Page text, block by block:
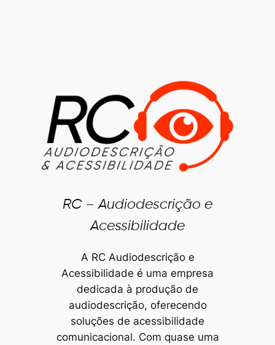
RC – Audiodescrição e
Acessibilidade
A RC Audiodescrição e
Acessibilidade é uma empresa
dedicada à produção de
audiodescrição, oferecendo
soluções de acessibilidade
comunicacional. Com quase uma